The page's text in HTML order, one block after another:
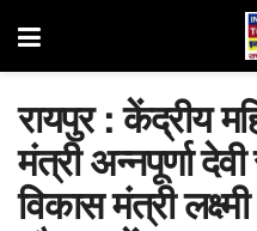
रायपुर : केंद्रीय
मंत्री अन्नपूर्णा
विकास मंत्री